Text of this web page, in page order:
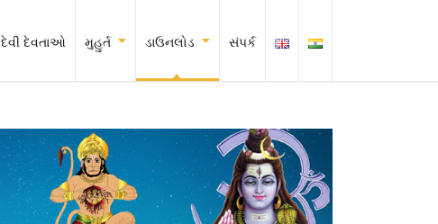
દેવી દેવતાઓ મુહુર્ત ડાઉનલોડ સંપર્ક